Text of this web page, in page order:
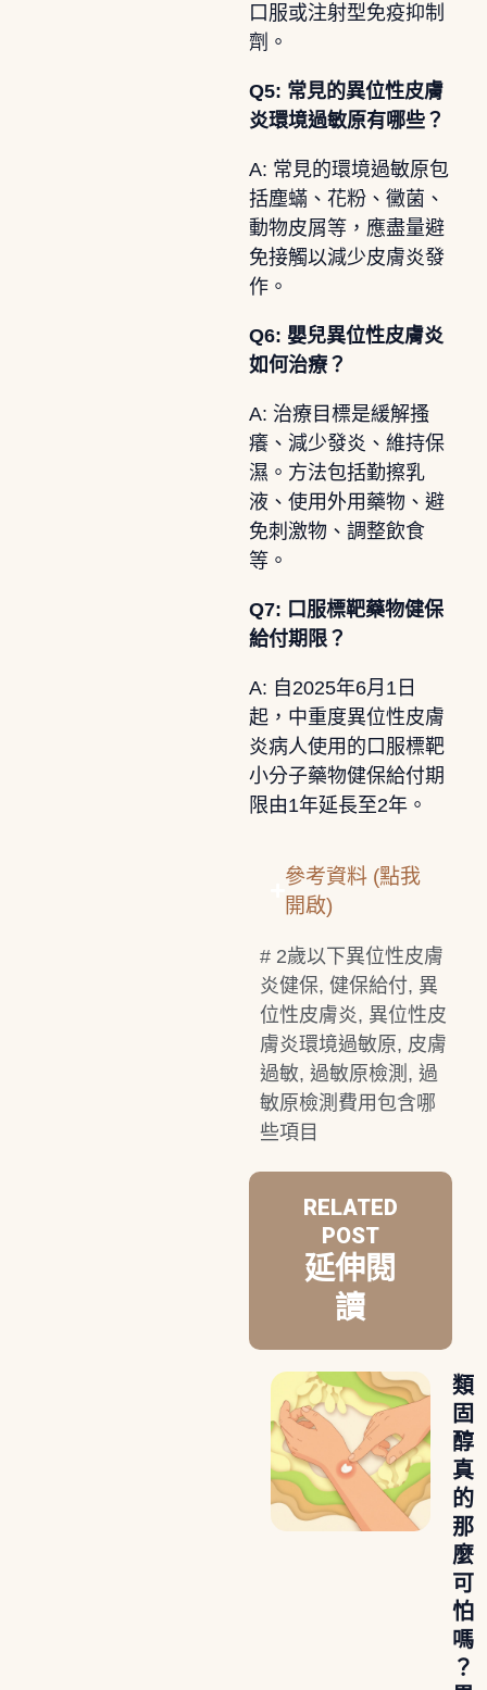
口服或注射型免疫抑制
劑。
Q5: 常見的異位性皮膚
炎環境過敏原有哪些？
A: 常見的環境過敏原包
括塵蟎、花粉、黴菌、
動物皮屑等，應盡量避
免接觸以減少皮膚炎發
作。
Q6: 嬰兒異位性皮膚炎
如何治療？
A: 治療目標是緩解搔
癢、減少發炎、維持保
濕。方法包括勤擦乳
液、使用外用藥物、避
免刺激物、調整飲食
等。
Q7: 口服標靶藥物健保
給付期限？
A: 自2025年6月1日
起，中重度異位性皮膚
炎病人使用的口服標靶
小分子藥物健保給付期
限由1年延長至2年。
參考資料 (點我
開啟)
# 2歲以下異位性皮膚
炎健保, 健保給付, 異
位性皮膚炎, 異位性皮
膚炎環境過敏原, 皮膚
過敏, 過敏原檢測 , 過
敏原檢測費用包含哪
些項目
RELATED
POST
延伸閱
讀
類
固
醇
真
的
那
麼
可
怕
嗎
？